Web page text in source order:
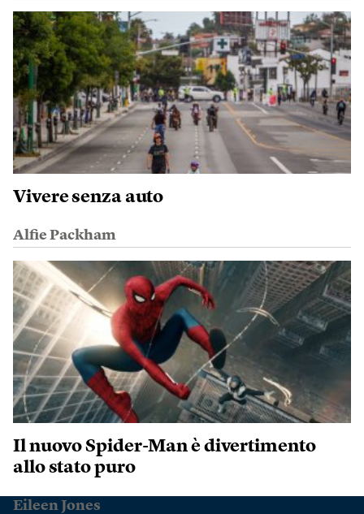
Vivere senza auto
Alfie Packham
Il nuovo Spider-Man è divertimento
allo stato puro
Eileen Jones